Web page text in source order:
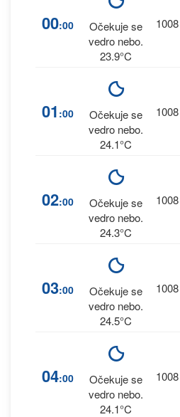
00:00
Očekuje se
vedro nebo.
23.9°C
1008
01 :00
Očekuje se
vedro nebo.
24.1°C
1008
02:00
Očekuje se
vedro nebo.
24.3°C
1008
03:00
Očekuje se
vedro nebo.
24.5°C
1008
04:00
Očekuje se
vedro nebo.
24.1°C
1008